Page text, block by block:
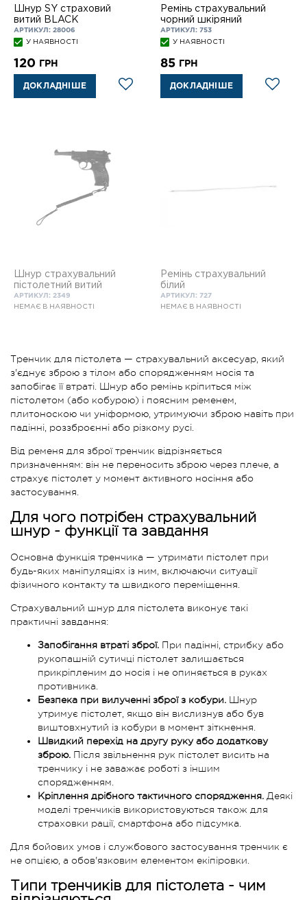
Шнур SY страховий
витий BLACK
АРТИКУЛ: 28006
У НАЯВНОСТІ
120 ГРН
ДОКЛАДНІШЕ
Ремінь страхувальний
чорний шкіряний
АРТИКУЛ: 753
У НАЯВНОСТІ
85 ГРН
ДОКЛАДНІШЕ
Шнур страхувальний
пістолетний витий
АРТИКУЛ: 2349
НЕМАЄ В НАЯВНОСТІ
Ремінь страхувальний
білий
АРТИКУЛ: 727
НЕМАЄ В НАЯВНОСТІ
Тренчик для пістолета — страхувальний аксесуар, який
з'єднує зброю з тілом або спорядженням носія та
запобігає її втраті. Шнур або ремінь кріпиться між
пістолетом (або кобурою) і поясним ременем,
плитоноскою чи уніформою, утримуючи зброю навіть при
падінні, роззброєнні або різкому русі.
Від ременя для зброї тренчик відрізняється
призначенням: він не переносить зброю через плече, а
страхує пістолет у момент активного носіння або
застосування.
Для чого потрібен страхувальний
шнур - функції та завдання
Основна функція тренчика — утримати пістолет при
будь-яких маніпуляціях із ним, включаючи ситуації
фізичного контакту та швидкого переміщення.
Страхувальний шнур для пістолета виконує такі
практичні завдання:
Запобігання втраті зброї. При падінні, стрибку або
рукопашній сутичці пістолет залишається
прикріпленим до носія і не опиняється в руках
противника.
Безпека при вилученні зброї з кобури. Шнур
утримує пістолет, якщо він вислизнув або був
виштовхнутий із кобури в момент зіткнення.
Швидкий перехід на другу руку або додаткову
зброю. Після звільнення рук пістолет висить на
тренчику і не заважає роботі з іншим
спорядженням.
Кріплення дрібного тактичного спорядження. Деякі
моделі тренчиків використовуються також для
страховки рації, смартфона або підсумка.
Для бойових умов і службового застосування тренчик є
не опцією, а обов'язковим елементом екіпіровки.
Типи тренчиків для пістолета - чим